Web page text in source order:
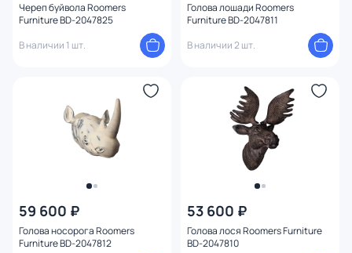
Череп буйвола Roomers
Furniture BD-2047825
В наличии 1 шт.
Голова лошади Roomers
Furniture BD-2047811
В наличии 2 шт.
59 600 ₽
Голова носорога Roomers
Furniture BD-2047812
53 600 ₽
Голова лося Roomers Furniture
BD-2047810